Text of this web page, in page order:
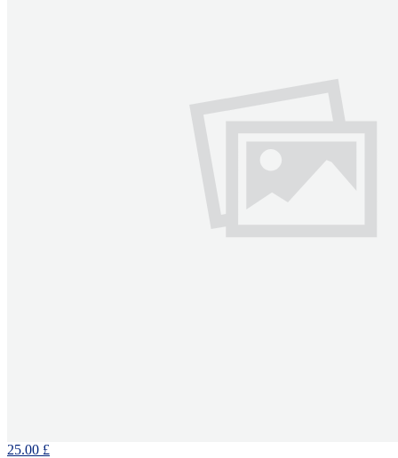
25.00 £